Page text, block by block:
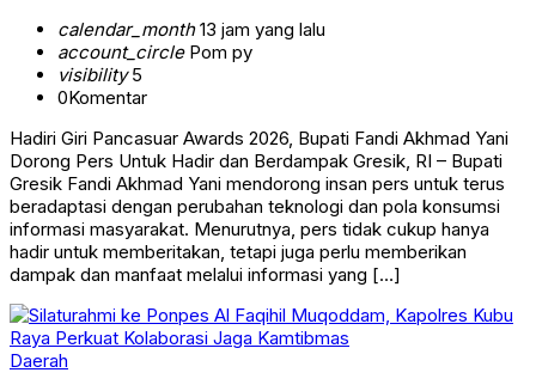
calendar_month13 jam yang lalu
account_circlePom py
visibility5
0Komentar
Hadiri Giri Pancasuar Awards 2026, Bupati Fandi Akhmad Yani
Dorong Pers Untuk Hadir dan Berdampak Gresik, RI – Bupati
Gresik Fandi Akhmad Yani mendorong insan pers untuk terus
beradaptasi dengan perubahan teknologi dan pola konsumsi
informasi masyarakat. Menurutnya, pers tidak cukup hanya
hadir untuk memberitakan, tetapi juga perlu memberikan
dampak dan manfaat melalui informasi yang […]
Daerah